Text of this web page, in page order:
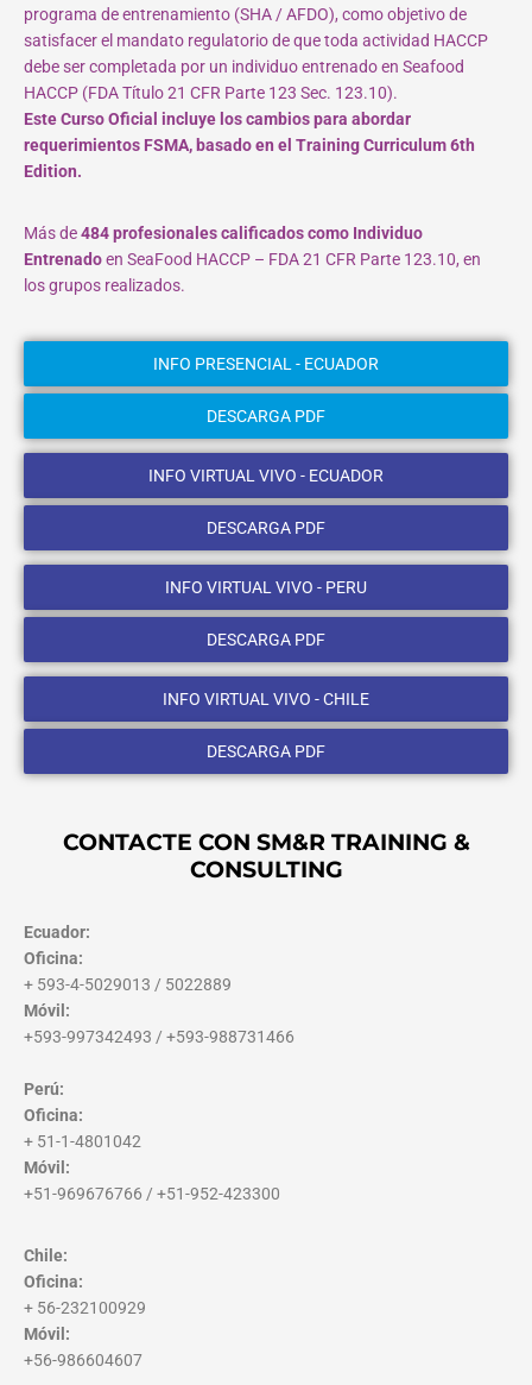
programa de entrenamiento (SHA / AFDO), como objetivo de
satisfacer el mandato regulatorio de que toda actividad HACCP
debe ser completada por un individuo entrenado en Seafood
HACCP (FDA Título 21 CFR Parte 123 Sec. 123.10).
Este Curso Oficial incluye los cambios para abordar
requerimientos FSMA, basado en el Training Curriculum 6th
Edition.
Más de484 profesionales calificados como Individuo
Entrenadoen SeaFood HACCP – FDA 21 CFR Parte 123.10, en
los grupos realizados.
INFO PRESENCIAL - ECUADOR
DESCARGA PDF
INFO VIRTUAL VIVO - ECUADOR
DESCARGA PDF
INFO VIRTUAL VIVO - PERU
DESCARGA PDF
INFO VIRTUAL VIVO - CHILE
DESCARGA PDF
CONTACTE CON SM&R TRAINING &
CONSULTING
Ecuador:
Oficina:
+ 593-4-5029013 / 5022889
Móvil:
+593-997342493 / +593-988731466
Perú:
Oficina:
+ 51-1-4801042
Móvil:
+51-969676766 / +51-952-423300
Chile:
Oficina:
+ 56-232100929
Móvil:
+56-986604607